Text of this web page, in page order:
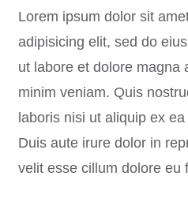
Lorem ipsum dolor sit
adipisicing elit, sed do
ut labore et dolore magna
minim veniam. Quis
laboris nisi ut aliquip ex
Duis aute irure dolor in
velit esse cillum dolore eu